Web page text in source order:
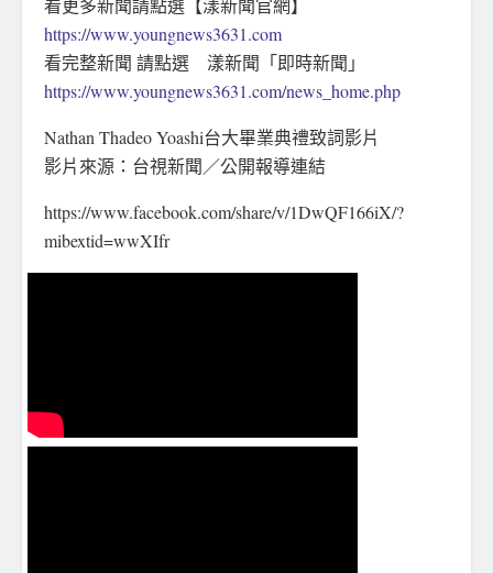
看更多新聞請點選【漾新聞官網】
https://www.youngnews3631.com
看完整新聞 請點選 漾新聞「即時新聞」
https://www.youngnews3631.com/news_home.php
Nathan Thadeo Yoashi台大畢業典禮致詞影片
影片來源：台視新聞／公開報導連結
https://www.facebook.com/share/v/1DwQF166iX/?
mibextid=wwXIfr